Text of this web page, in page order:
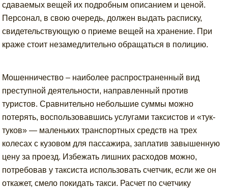
сдаваемых вещей их подробным описанием и ценой.
Персонал, в свою очередь, должен выдать расписку,
свидетельствующую о приеме вещей на хранение. При
краже стоит незамедлительно обращаться в полицию.
Мошенничество – наиболее распространенный вид
преступной деятельности, направленный против
туристов. Сравнительно небольшие суммы можно
потерять, воспользовавшись услугами таксистов и «тук-
туков» — маленьких транспортных средств на трех
колесах с кузовом для пассажира, заплатив завышенную
цену за проезд. Избежать лишних расходов можно,
потребовав у таксиста использовать счетчик, если же он
откажет, смело покидать такси. Расчет по счетчику